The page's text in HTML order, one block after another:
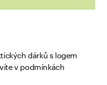
dárků s logem
v podmínkách